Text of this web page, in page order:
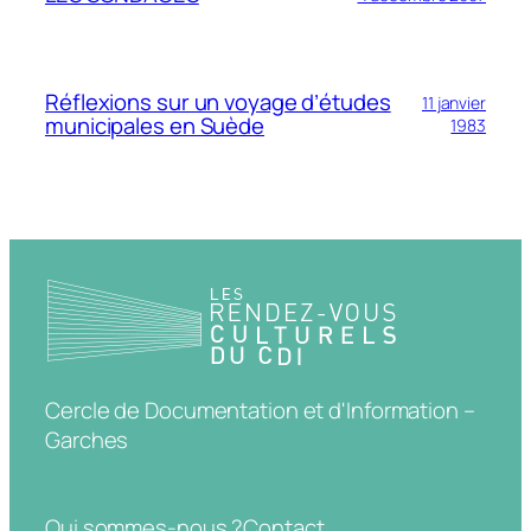
Réflexions sur un voyage d’études
municipales en Suède
11 janvier
1983
Cercle de Documentation et d'Information –
Garches